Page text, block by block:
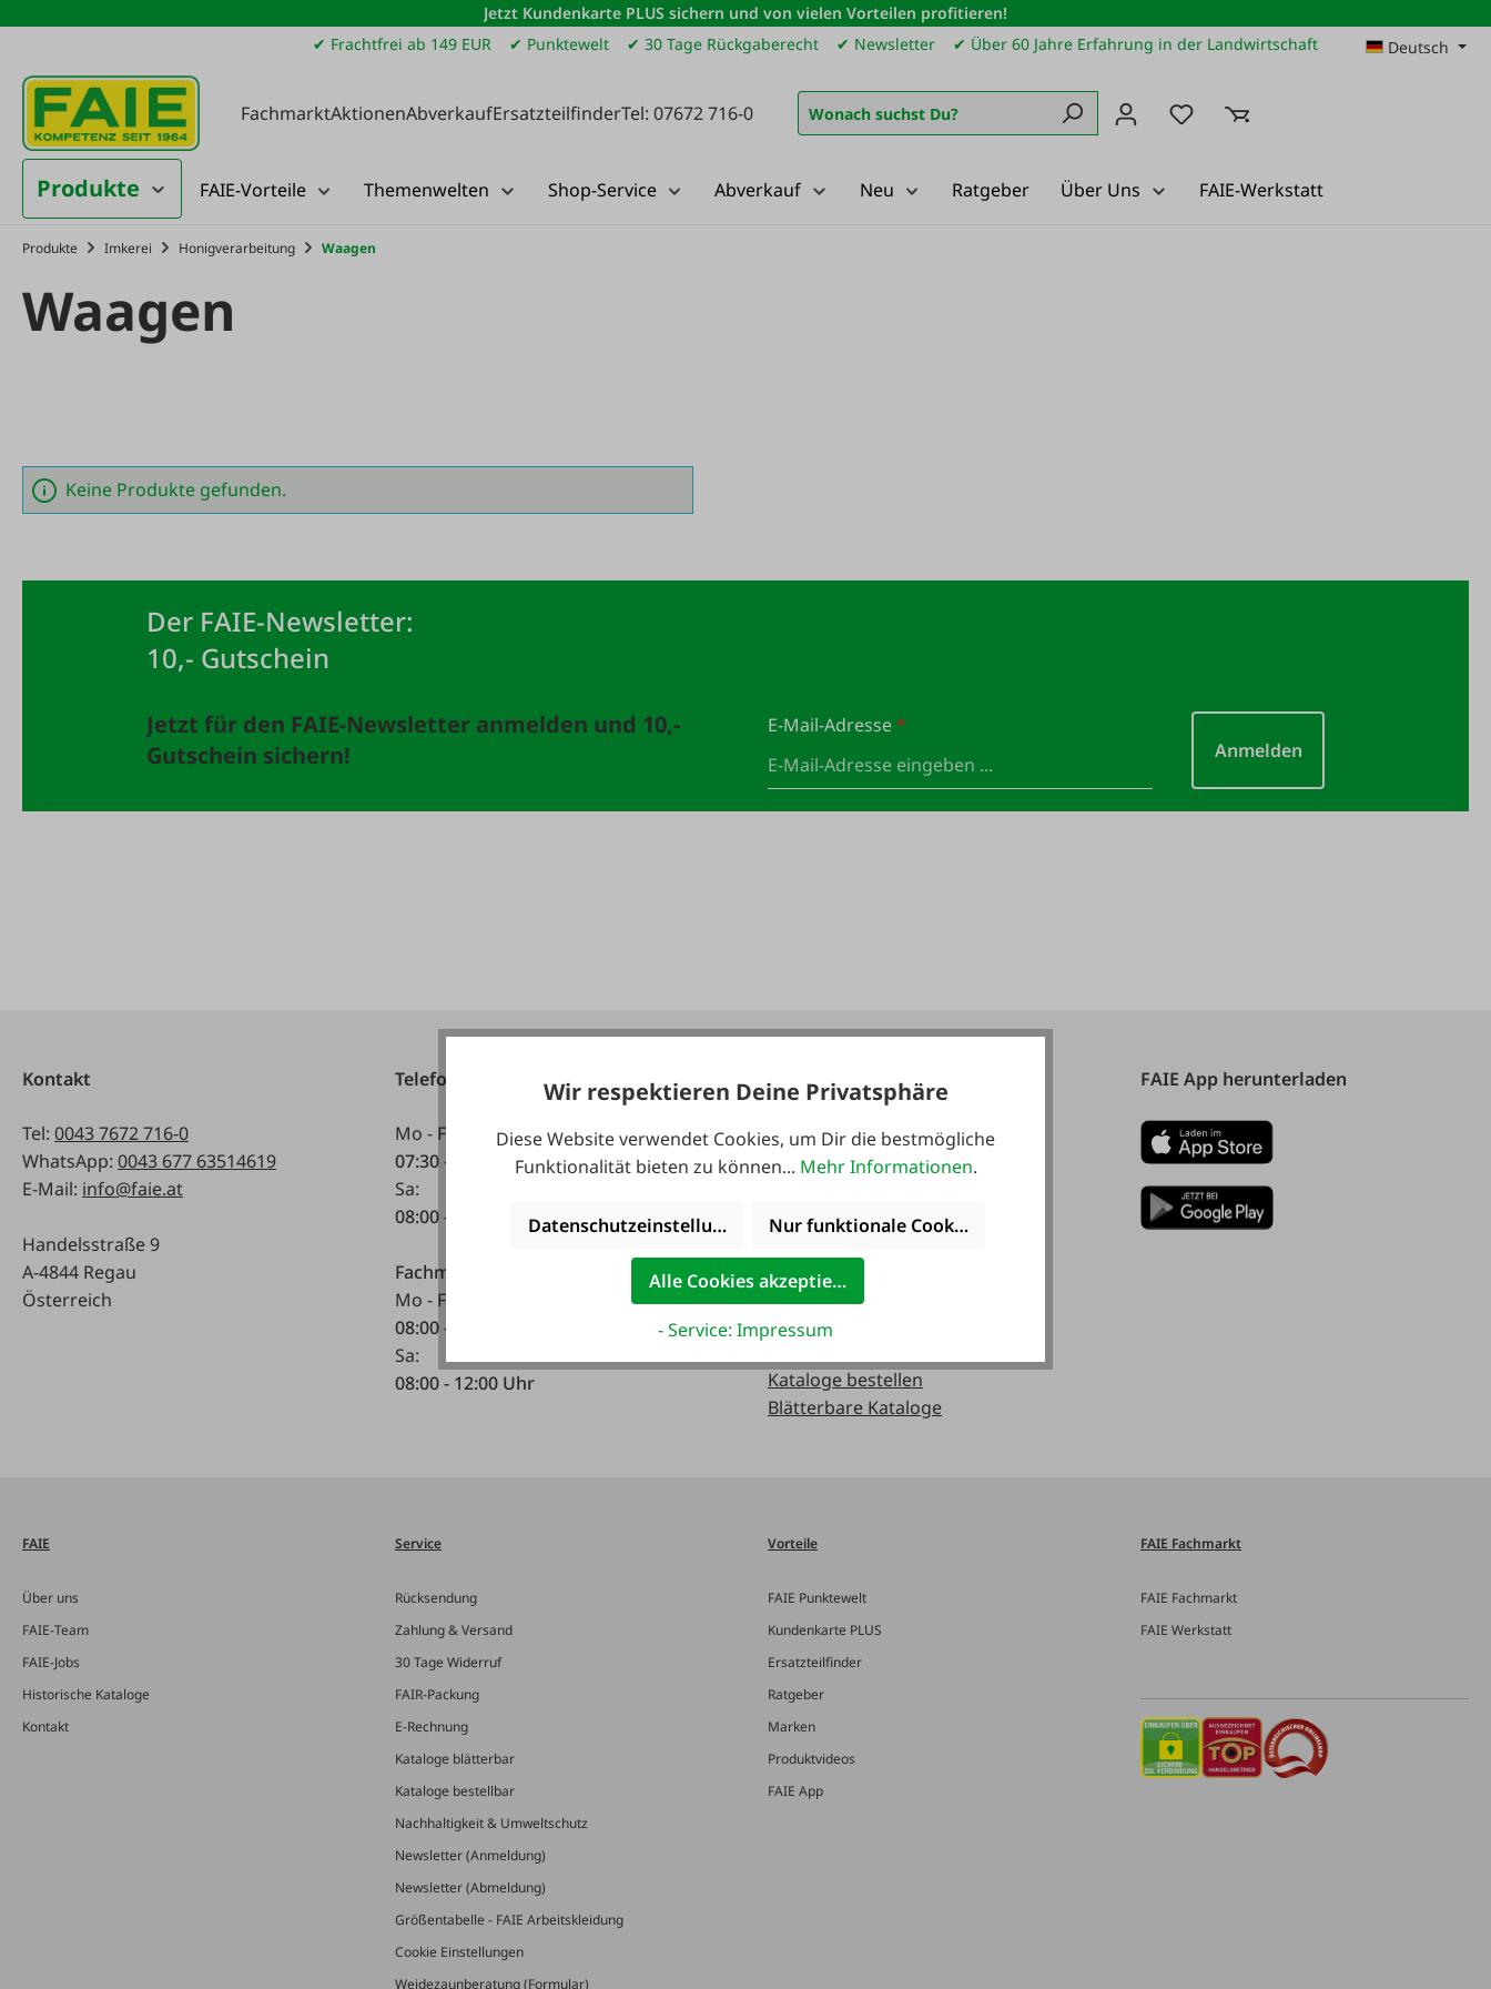
Hauptinhalt springen
Zur Suche springen
Zur Hauptnavigation springen
Jetzt Kundenkarte PLUS sichern und von vielen Vorteilen profitieren!
✔ Frachtfrei ab 149 EUR
✔ Punktewelt ✔ 30 Tage Rückgaberecht ✔ Newsletter ✔ Über 60 Jahre Erfahrung in der Landwirtschaft Deutsch
FachmarktAktionenAbverkaufErsatzteilfinderTel: 07672 716-0 Du hast 0 Produkte auf dem
Produkte FAIE-Vorteile Themenwelten Shop-Service Abverkauf Neu Ratgeber Über Uns FAIE-Werkstatt
Produkte Imkerei Honigverarbeitung Waagen
Waagen
Keine Produkte gefunden.
Der FAIE-Newsletter:
10,- Gutschein
Jetzt für den FAIE-Newsletter anmelden und 10,-
Gutschein sichern!
E-Mail-Adresse*
Anmelden
Kontakt
Tel: 0043 7672 716-0
WhatsApp: 0043 677 63514619
E-Mail: info@faie.at
Handelsstraße 9
A-4844 Regau
Österreich
Telefonisch erreichbar:
Mo - Fr:
07:30 - 17.00 Uhr
Sa:
08:00 - 12:00 Uhr
Fachmarkt
Mo - Fr:
08:00 - 17:00 Uhr
Sa:
08:00 - 12:00 Uhr
Kataloge
Kataloge bestellen
Blätterbare Kataloge
FAIE App herunterladen
FAIE
Über uns
FAIE-Team
FAIE-Jobs
Historische Kataloge
Kontakt
Service
Rücksendung
Zahlung & Versand
30 Tage Widerruf
FAIR-Packung
E-Rechnung
Kataloge blätterbar
Kataloge bestellbar
Nachhaltigkeit & Umweltschutz
Newsletter (Anmeldung)
Newsletter (Abmeldung)
Größentabelle - FAIE Arbeitskleidung
Cookie Einstellungen
Weidezaunberatung (Formular)
Vorteile
FAIE Punktewelt
Kundenkarte PLUS
Ersatzteilfinder
Ratgeber
Marken
Produktvideos
FAIE App
FAIE Fachmarkt
FAIE Fachmarkt
FAIE Werkstatt
Wir respektieren Deine Privatsphäre
Diese Website verwendet Cookies, um Dir die bestmögliche
Funktionalität bieten zu können... Mehr Informationen.
Datenschutzeinstellungen Nur funktionale Cookies akzeptieren
Alle Cookies akzeptieren
- Service: Impressum